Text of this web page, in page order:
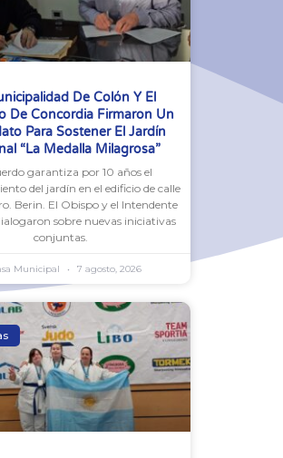
De Colón Y El
De Concordia Firmaron Un
Para Sostener El Jardín
“La Medalla Milagrosa”
garantiza por 10 años el
del jardín en el edificio de calle
Berin. El Obispo y el Intendente
sobre nuevas iniciativas
conjuntas.
Municipal 7 agosto, 2026